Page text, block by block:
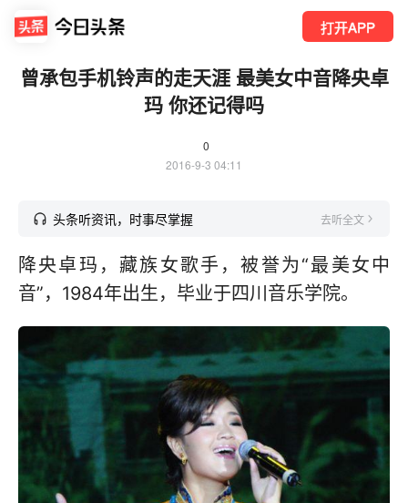
打开APP
曾承包手机铃声的走天涯 最美女中音降央卓
玛 你还记得吗
0
2016-9-3 04:11
头条听资讯，时事尽掌握 去听全文
降央卓玛，藏族女歌手，被誉为“最美女中
音”，1984年出生，毕业于四川音乐学院。